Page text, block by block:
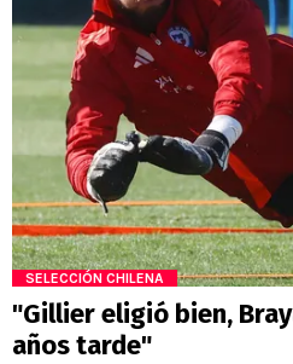
SELECCIÓN CHILENA
"Gillier eligió bien,
años tarde"